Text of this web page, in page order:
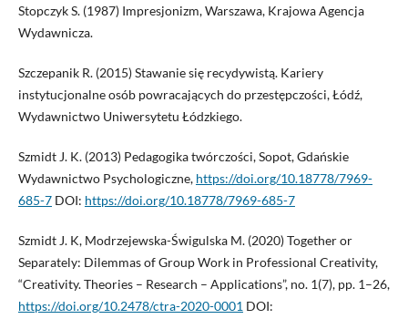
Stopczyk S. (1987) Impresjonizm, Warszawa, Krajowa Agencja
Wydawnicza.
Szczepanik R. (2015) Stawanie się recydywistą. Kariery
instytucjonalne osób powracających do przestępczości, Łódź,
Wydawnictwo Uniwersytetu Łódzkiego.
Szmidt J. K. (2013) Pedagogika twórczości, Sopot, Gdańskie
Wydawnictwo Psychologiczne, https://doi.org/10.18778/7969-
685-7DOI: https://doi.org/10.18778/7969-685-7
Szmidt J. K, Modrzejewska-Świgulska M. (2020) Together or
Separately: Dilemmas of Group Work in Professional Creativity,
“Creativity. Theories – Research – Applications”, no. 1(7), pp. 1–26,
https://doi.org/10.2478/ctra-2020-0001DOI: